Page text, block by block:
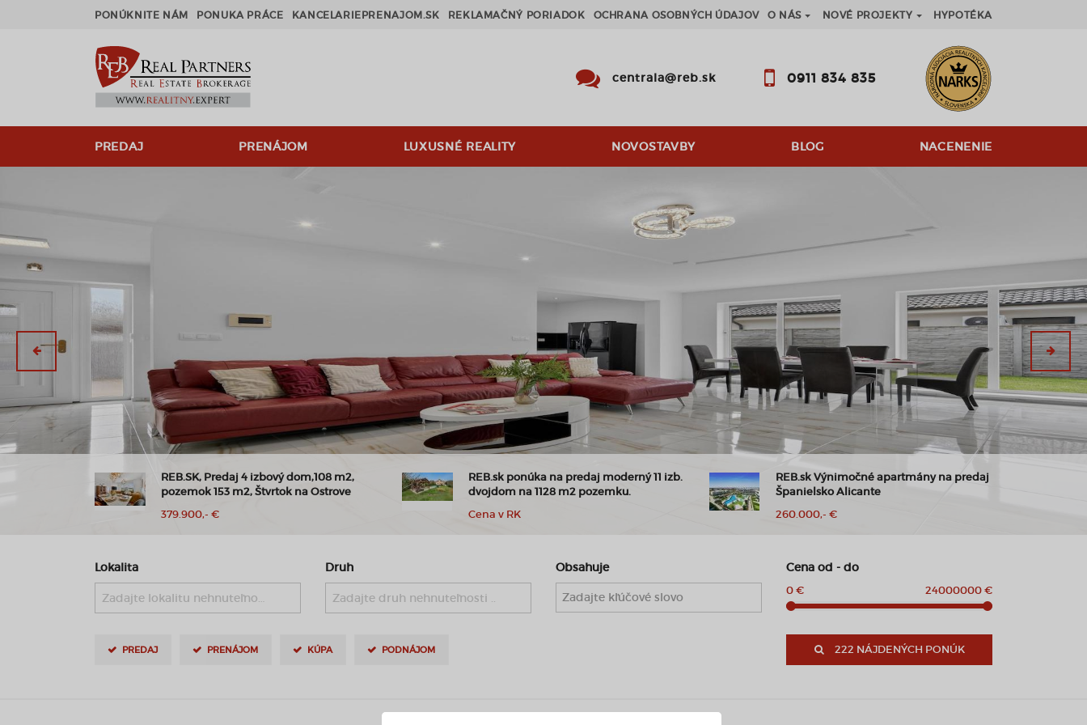
PONÚKNITE NÁM PONUKA PRÁCE KANCELARIEPRENAJOM.SK REKLAMAČNÝ PORIADOK OCHRANA OSOBNÝCH ÚDAJOV O NÁS NOVÉ PROJEKTY HYPOTÉKA
0911 834 835
centrala@reb.sk
PREDAJ PRENÁJOM LUXUSNÉ REALITY NOVOSTAVBY BLOG NACENENIE
REB.SK, Predaj 4 izbový dom,108 m2,
pozemok 153 m2, Štvrtok na Ostrove
379.900,- €
REB.sk ponúka na predaj moderný 11 izb.
dvojdom na 1128 m2 pozemku.
Cena v RK
REB.sk Výnimočné apartmány na predaj
Španielsko Alicante
260.000,- €
Lokalita
Zadajte lokalitu nehnuteľnosti ..
Druh
Zadajte druh nehnuteľnosti ..
Obsahuje Cena od - do
0 € 24000000 €
PREDAJ PRENÁJOM KÚPA PODNÁJOM 222 NÁJDENÝCH PONÚK